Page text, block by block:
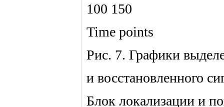
100 150
Time points
Рис. 7. Графики
и восстановленного
Блок локализации и